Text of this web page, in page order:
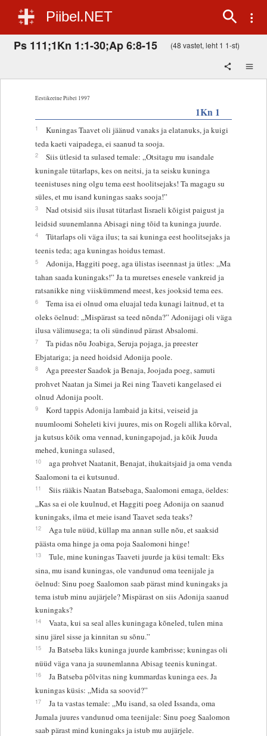
Piibel.NET
Ps 111;1Kn 1:1-30;Ap 6:8-15 (48 vastet, leht 1 1-st)
Eestikeelne Piibel 1997
1Kn 1
1
Kuningas Taavet oli jäänud vanaks ja elatanuks, ja kuigi
teda kaeti vaipadega, ei saanud ta sooja.
2
Siis ütlesid ta sulased temale: „Otsitagu mu isandale
kuningale tütarlaps, kes on neitsi, ja ta seisku kuninga
teenistuses ning olgu tema eest hoolitsejaks! Ta magagu su
süles, et mu isand kuningas saaks sooja!”
3
Nad otsisid siis ilusat tütarlast Iisraeli kõigist paigust ja
leidsid suunemlanna Abisagi ning tõid ta kuninga juurde.
4
Tütarlaps oli väga ilus; ta sai kuninga eest hoolitsejaks ja
teenis teda; aga kuningas hoidus temast.
5
Adonija, Haggiti poeg, aga ülistas iseennast ja ütles: „Ma
tahan saada kuningaks!” Ja ta muretses enesele vankreid ja
ratsanikke ning viiskümmend meest, kes jooksid tema ees.
6
Tema isa ei olnud oma eluajal teda kunagi laitnud, et ta
oleks öelnud: „Mispärast sa teed nõnda?” Adonijagi oli väga
ilusa välimusega; ta oli sündinud pärast Absalomi.
7
Ta pidas nõu Joabiga, Seruja pojaga, ja preester
Ebjatariga; ja need hoidsid Adonija poole.
8
Aga preester Saadok ja Benaja, Joojada poeg, samuti
prohvet Naatan ja Simei ja Rei ning Taaveti kangelased ei
olnud Adonija poolt.
9
Kord tappis Adonija lambaid ja kitsi, veiseid ja
nuumloomi Soheleti kivi juures, mis on Rogeli allika kõrval,
ja kutsus kõik oma vennad, kuningapojad, ja kõik Juuda
mehed, kuninga sulased,
10
aga prohvet Naatanit, Benajat, ihukaitsjaid ja oma venda
Saalomoni ta ei kutsunud.
11
Siis rääkis Naatan Batsebaga, Saalomoni emaga, öeldes:
„Kas sa ei ole kuulnud, et Haggiti poeg Adonija on saanud
kuningaks, ilma et meie isand Taavet seda teaks?
12
Aga tule nüüd, küllap ma annan sulle nõu, et saaksid
päästa oma hinge ja oma poja Saalomoni hinge!
13
Tule, mine kuningas Taaveti juurde ja küsi temalt: Eks
sina, mu isand kuningas, ole vandunud oma teenijale ja
öelnud: Sinu poeg Saalomon saab pärast mind kuningaks ja
tema istub minu aujärjele? Mispärast on siis Adonija saanud
kuningaks?
14
Vaata, kui sa seal alles kuningaga kõneled, tulen mina
sinu järel sisse ja kinnitan su sõnu.”
15
Ja Batseba läks kuninga juurde kambrisse; kuningas oli
nüüd väga vana ja suunemlanna Abisag teenis kuningat.
16
Ja Batseba põlvitas ning kummardas kuninga ees. Ja
kuningas küsis: „Mida sa soovid?”
17
Ja ta vastas temale: „Mu isand, sa oled Issanda, oma
Jumala juures vandunud oma teenijale: Sinu poeg Saalomon
saab pärast mind kuningaks ja istub mu aujärjele.